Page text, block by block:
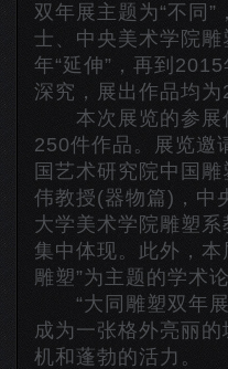
双年展主题为“不同
士、中央美术学院
年“延伸”，再到
深究，展出作品均为
本次展览的参展作
250件作品。展览邀
国艺术研究院中国
伟教授(器物篇)，中
大学美术学院雕塑
集中体现。此外，
雕塑”为主题的学术
“大同雕塑双年展”
成为一张格外亮丽
机和蓬勃的活力。